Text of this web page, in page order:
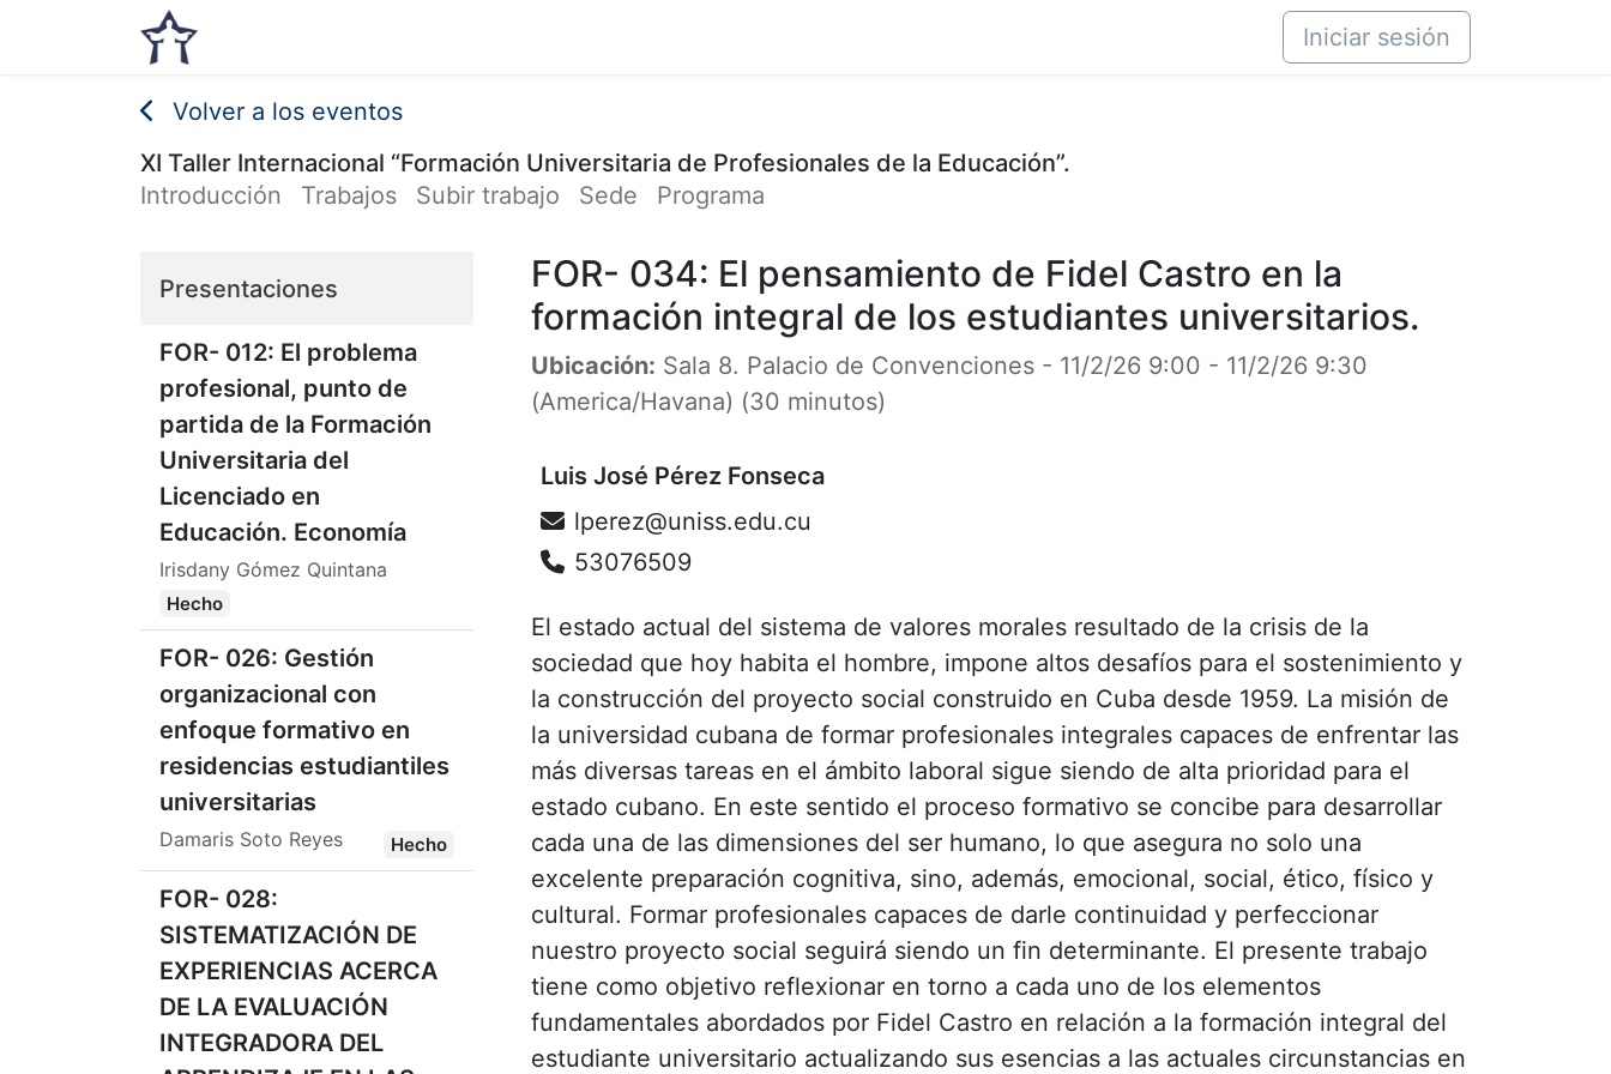
Iniciar sesión
Volver a los eventos
XI Taller Internacional “Formación Universitaria de Profesionales de la Educación”.
Introducción
Trabajos Subir trabajo Sede Programa
Presentaciones
FOR- 012: El problema
profesional, punto de
partida de la Formación
Universitaria del
Licenciado en
Educación. Economía
Irisdany Gómez Quintana
Hecho
FOR- 026: Gestión
organizacional con
enfoque formativo en
residencias estudiantiles
universitarias
Damaris Soto Reyes Hecho
FOR- 028:
SISTEMATIZACIÓN DE
EXPERIENCIAS ACERCA
DE LA EVALUACIÓN
INTEGRADORA DEL
FOR- 034: El pensamiento de Fidel Castro en la
formación integral de los estudiantes universitarios.
Ubicación: Sala 8. Palacio de Convenciones - 11/2/26 9:00 - 11/2/26 9:30
(America/Havana) (30 minutos)
Luis José Pérez Fonseca
lperez@uniss.edu.cu
53076509
El estado actual del sistema de valores morales resultado de la crisis de la
sociedad que hoy habita el hombre, impone altos desafíos para el sostenimiento y
la construcción del proyecto social construido en Cuba desde 1959. La misión de
la universidad cubana de formar profesionales integrales capaces de enfrentar las
más diversas tareas en el ámbito laboral sigue siendo de alta prioridad para el
estado cubano. En este sentido el proceso formativo se concibe para desarrollar
cada una de las dimensiones del ser humano, lo que asegura no solo una
excelente preparación cognitiva, sino, además, emocional, social, ético, físico y
cultural. Formar profesionales capaces de darle continuidad y perfeccionar
nuestro proyecto social seguirá siendo un fin determinante. El presente trabajo
tiene como objetivo reflexionar en torno a cada uno de los elementos
fundamentales abordados por Fidel Castro en relación a la formación integral del
estudiante universitario actualizando sus esencias a las actuales circunstancias en